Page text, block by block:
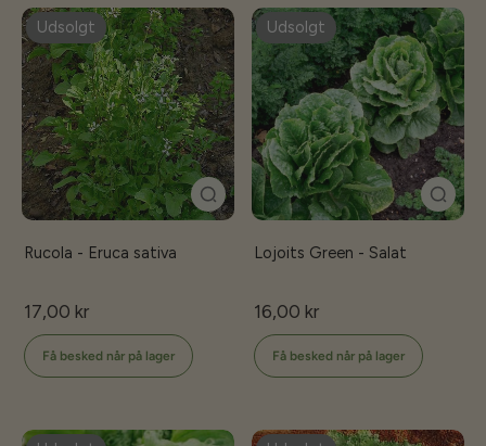
Udsolgt
Rucola - Eruca sativa
17,00 kr
Få besked når på lager
Udsolgt
Lojoits Green - Salat
16,00 kr
Få besked når på lager